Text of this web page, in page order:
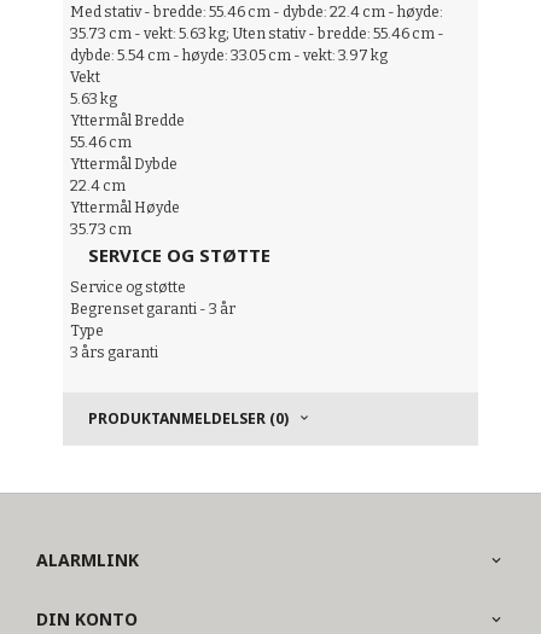
Med stativ - bredde: 55.46 cm - dybde: 22.4 cm - høyde:
35.73 cm - vekt: 5.63 kg; Uten stativ - bredde: 55.46 cm -
dybde: 5.54 cm - høyde: 33.05 cm - vekt: 3.97 kg
Vekt
5.63 kg
Yttermål Bredde
55.46 cm
Yttermål Dybde
22.4 cm
Yttermål Høyde
35.73 cm
SERVICE OG STØTTE
Service og støtte
Begrenset garanti - 3 år
Type
3 års garanti
PRODUKTANMELDELSER (0)
ALARMLINK
DIN KONTO